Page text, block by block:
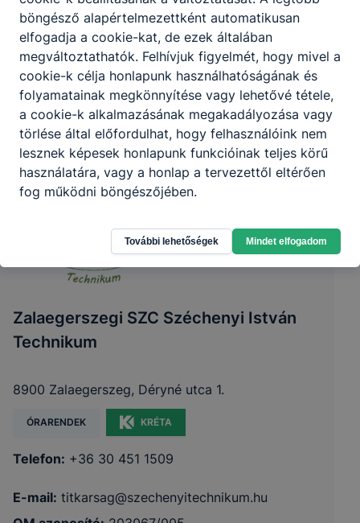
Zalaegerszegi SZC Széchenyi István
Technikum
8900 Zalaegerszeg, Déryné utca 1.
ÓRARENDEK KRÉTA
Telefon: +36 30 451 1509
E-mail: titkarsag@szechenyitechnikum.hu
böngésző alapértelmezettként automatikusan
elfogadja a cookie-kat, de ezek általában
megváltoztathatók. Felhívjuk figyelmét, hogy mivel a
cookie-k célja honlapunk használhatóságának és
folyamatainak megkönnyítése vagy lehetővé tétele,
a cookie-k alkalmazásának megakadályozása vagy
törlése által előfordulhat, hogy felhasználóink nem
lesznek képesek honlapunk funkcióinak teljes körű
használatára, vagy a honlap a tervezettől eltérően
fog működni böngészőjében.
További lehetőségek Mindet elfogadom